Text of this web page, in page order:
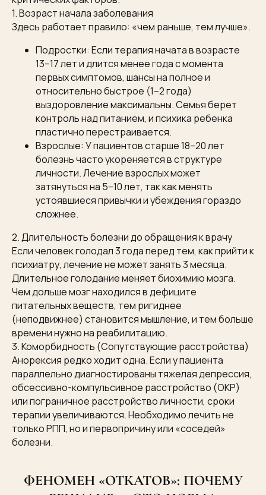
1. Возраст начала заболевания
Здесь работает правило: «чем раньше, тем лучше».
Подростки: Если терапия начата в возрасте
13–17 лет и длится менее года с момента
первых симптомов, шансы на полное и
относительно быстрое (1–2 года)
выздоровление максимальны. Семья берет
контроль над питанием, и психика ребенка
пластично перестраивается.
Взрослые: У пациентов старше 18–20 лет
болезнь часто укореняется в структуре
личности. Лечение взрослых может
затянуться на 5–10 лет, так как менять
устоявшиеся привычки и убеждения гораздо
сложнее.
2. Длительность болезни до обращения к врачу
Если человек голодал 3 года перед тем, как прийти к
психиатру, лечение не может занять 3 месяца.
Длительное голодание меняет биохимию мозга.
Чем дольше мозг находился в дефиците
питательных веществ, тем ригиднее
(неподвижнее) становится мышление, и тем больше
времени нужно на реабилитацию.
3. Коморбидность (Сопутствующие расстройства)
Анорексия редко ходит одна. Если у пациента
параллельно диагностированы тяжелая депрессия,
обсессивно-компульсивное расстройство (ОКР)
или пограничное расстройство личности, сроки
терапии увеличиваются. Необходимо лечить не
только РПП, но и первопричину или «соседей»
болезни.
ФЕНОМЕН «ОТКАТОВ»: ПОЧЕМУ